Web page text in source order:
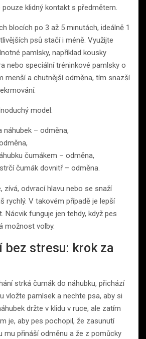
pouze klidný kontakt s předmětem.
blocích po 3 až 5 minutách, ideálně 1
psů stačí i méně. Využijte
pamlsky, například kousky
nebo speciální tréninkové pamlsky o
menší a chutnější odměna, tím snazší
model:
náhubek – odměna,
čumákem – odměna,
čumák dovnitř – odměna.
zívá, odvrací hlavu nebo se snaží
rychlý. V takovém případě je lepší
Nácvik funguje jen tehdy, když pes
možnost volby.
bez stresu: krok za
strká čumák do náhubku, přichází
vložte pamlsek a nechte psa, aby si
držte v klidu v ruce, ale zatím
je, aby pes pochopil, že zasunutí
mu přináší odměnu a že z pomůcky